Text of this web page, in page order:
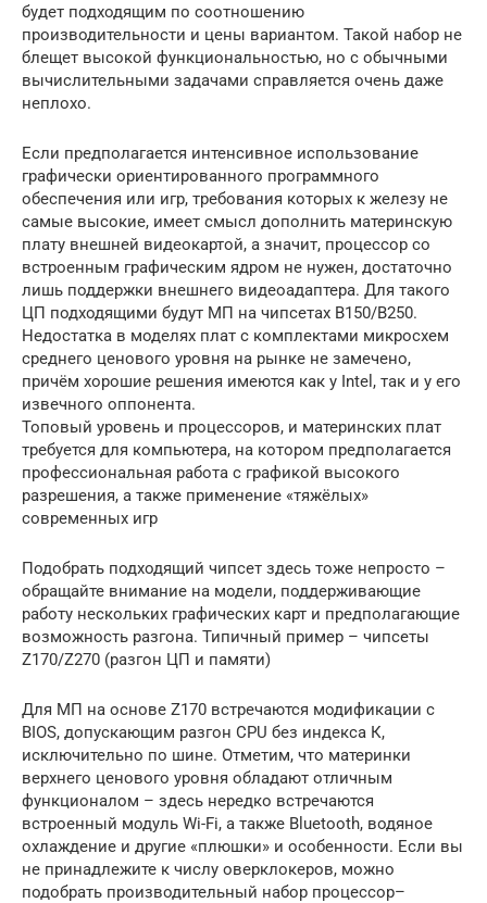
будет подходящим по соотношению
производительности и цены вариантом. Такой набор не
блещет высокой функциональностью, но с обычными
вычислительными задачами справляется очень даже
неплохо.
Если предполагается интенсивное использование
графически ориентированного программного
обеспечения или игр, требования которых к железу не
самые высокие, имеет смысл дополнить материнскую
плату внешней видеокартой, а значит, процессор со
встроенным графическим ядром не нужен, достаточно
лишь поддержки внешнего видеоадаптера. Для такого
ЦП подходящими будут МП на чипсетах B150/B250.
Недостатка в моделях плат с комплектами микросхем
среднего ценового уровня на рынке не замечено,
причём хорошие решения имеются как у Intel, так и у его
извечного оппонента.
Топовый уровень и процессоров, и материнских плат
требуется для компьютера, на котором предполагается
профессиональная работа с графикой высокого
разрешения, а также применение «тяжёлых»
современных игр
Подобрать подходящий чипсет здесь тоже непросто –
обращайте внимание на модели, поддерживающие
работу нескольких графических карт и предполагающие
возможность разгона. Типичный пример – чипсеты
Z170/Z270 (разгон ЦП и памяти)
Для МП на основе Z170 встречаются модификации с
BIOS, допускающим разгон CPU без индекса К,
исключительно по шине. Отметим, что материнки
верхнего ценового уровня обладают отличным
функционалом – здесь нередко встречаются
встроенный модуль Wi-Fi, а также Bluetooth, водяное
охлаждение и другие «плюшки» и особенности. Если вы
не принадлежите к числу оверклокеров, можно
подобрать производительный набор процессор–